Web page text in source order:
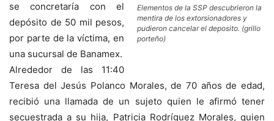
Elementos de la SSP descubrieron la
mentira de los extorsionadores y
pudieron cancelar el deposito. (grillo
porteño)
se concretaría con el
depósito de 50 mil pesos,
por parte de la víctima, en
una sucursal de Banamex.
Alrededor de las 11:40
Teresa del Jesús Polanco Morales, de 70 años de edad,
recibió una llamada de un sujeto quien le afirmó tener
secuestrada a su hija, Patricia Rodríguez Morales, quien